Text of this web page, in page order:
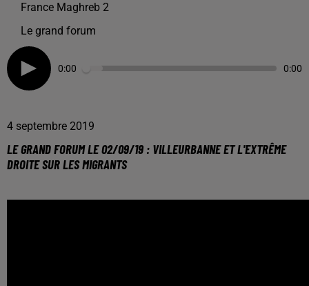
France Maghreb 2
Le grand forum
0:00 0:00
4 septembre 2019
LE GRAND FORUM LE 02/09/19 : VILLEURBANNE ET L'EXTRÊME
DROITE SUR LES MIGRANTS